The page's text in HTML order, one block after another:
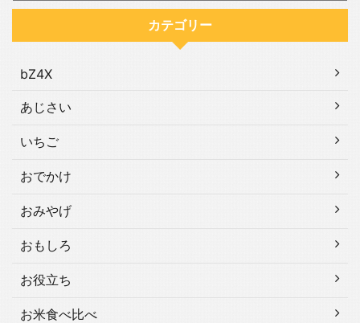
カテゴリー
bZ4X
あじさい
いちご
おでかけ
おみやげ
おもしろ
お役立ち
お米食べ比べ